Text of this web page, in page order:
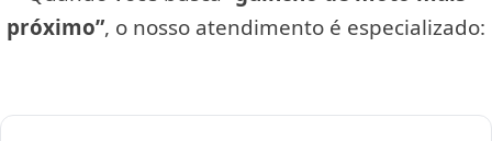
próximo”, o nosso atendimento é especializado: